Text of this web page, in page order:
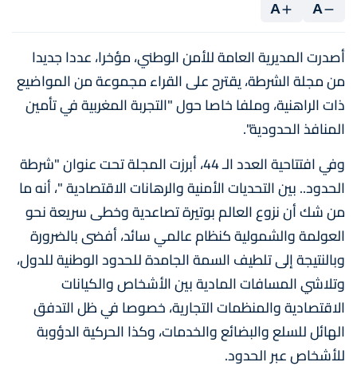
A
A
أصدرت المديرية العامة للأمن الوطني، مؤخرا، عددا جديدا
من مجلة الشرطة، يقترح على القراء مجموعة من المواضيع
ذات الراهنية، وملفا خاصا حول "التجربة المغربية في تأمين
المنافذ الحدودية".
وفي افتتاحية العدد الـ 44، أبرزت المجلة تحت عنوان "شرطة
الحدود.. بين التحديات الأمنية والرهانات الاقتصادية "، أنه ما
من شك أن نزوع العالم بوتيرة تصاعدية وخطى سريعة نحو
العولمة والشمولية كنظام عالمي سائد، أفضى بالضرورة
وبالنتيجة إلى تلطيف السمة الجامدة للحدود الوطنية للدول،
وتلاشي المسافات المادية بين الأشخاص والكيانات
الاقتصادية والمنظمات التجارية، خصوصا في ظل التدفق
الهائل للسلع والبضائع والخدمات، وكذا الحركية الدؤوبة
للأشخاص عبر الحدود.